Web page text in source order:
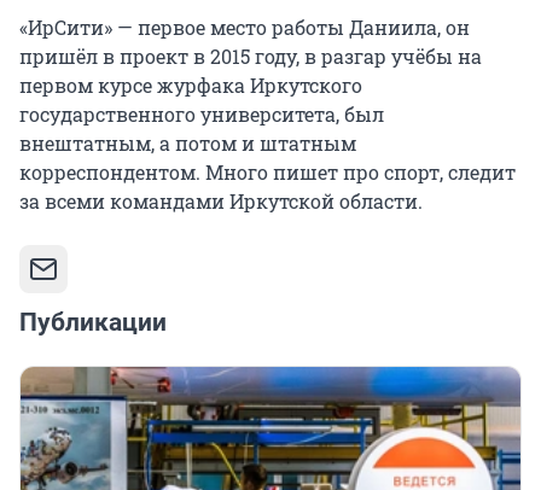
«ИрСити» — первое место работы Даниила, он
пришёл в проект в 2015 году, в разгар учёбы на
первом курсе журфака Иркутского
государственного университета, был
внештатным, а потом и штатным
корреспондентом. Много пишет про спорт, следит
за всеми командами Иркутской области.
Публикации